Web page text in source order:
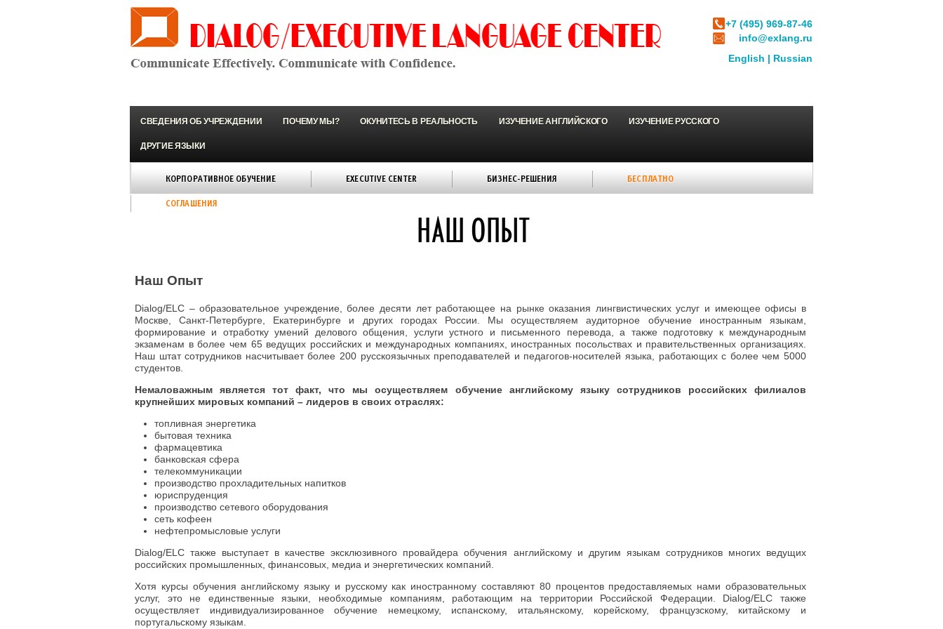
+7 (495) 969-87-46
info@exlang.ru
English | Russian
СВЕДЕНИЯ ОБ УЧРЕЖДЕНИИ ПОЧЕМУ МЫ? ОКУНИТЕСЬ В РЕАЛЬНОСТЬ ИЗУЧЕНИЕ АНГЛИЙСКОГО ИЗУЧЕНИЕ РУССКОГО
ДРУГИЕ ЯЗЫКИ
КОРПОРАТИВНОЕ ОБУЧЕНИЕ EXECUTIVE CENTER БИЗНЕС-РЕШЕНИЯ
БЕСПЛАТНО
СОГЛАШЕНИЯ
Наш Опыт
Dialog/ELC – образовательное учреждение, более десяти лет работающее на рынке оказания лингвистических услуг и имеющее офисы в
Москве, Санкт-Петербурге, Екатеринбурге и других городах России. Мы осуществляем аудиторное обучение иностранным языкам,
формирование и отработку умений делового общения, услуги устного и письменного перевода, а также подготовку к международным
экзаменам в более чем 65 ведущих российских и международных компаниях, иностранных посольствах и правительственных организациях.
Наш штат сотрудников насчитывает более 200 русскоязычных преподавателей и педагогов-носителей языка, работающих с более чем 5000
студентов.
Немаловажным является тот факт, что мы осуществляем обучение английскому языку сотрудников российских филиалов
крупнейших мировых компаний – лидеров в своих отраслях:
топливная энергетика
бытовая техника
фармацевтика
банковская сфера
телекоммуникации
производство прохладительных напитков
юриспруденция
производство сетевого оборудования
сеть кофеен
нефтепромысловые услуги
Dialog/ELC также выступает в качестве эксклюзивного провайдера обучения английскому и другим языкам сотрудников многих ведущих
российских промышленных, финансовых, медиа и энергетических компаний.
Хотя курсы обучения английскому языку и русскому как иностранному составляют 80 процентов предоставляемых нами образовательных
услуг, это не единственные языки, необходимые компаниям, работающим на территории Российской Федерации. Dialog/ELC также
осуществляет индивидуализированное обучение немецкому, испанскому, итальянскому, корейскому, французскому, китайскому и
португальскому языкам.